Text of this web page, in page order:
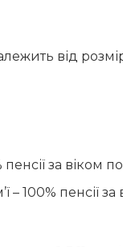
від
за віком
– 100% пенсії